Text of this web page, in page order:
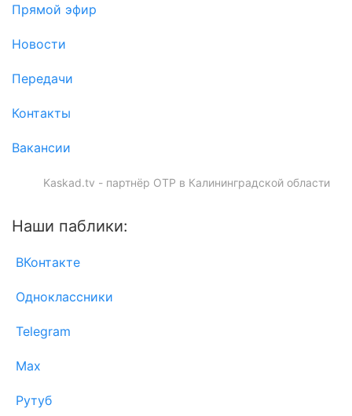
Прямой эфир
Новости
Передачи
Контакты
Вакансии
Kaskad.tv - партнёр ОТР в Калининградской области
Наши паблики:
ВКонтакте
Одноклассники
Telegram
Max
Рутуб